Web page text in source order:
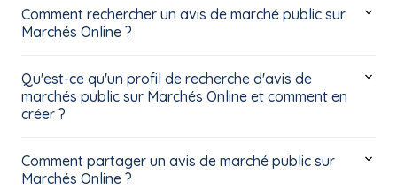
Comment rechercher un avis de marché public sur
Marchés Online ?
Qu'est-ce qu'un profil de recherche d'avis de
marchés public sur Marchés Online et comment en
créer ?
Comment partager un avis de marché public sur
Marchés Online ?